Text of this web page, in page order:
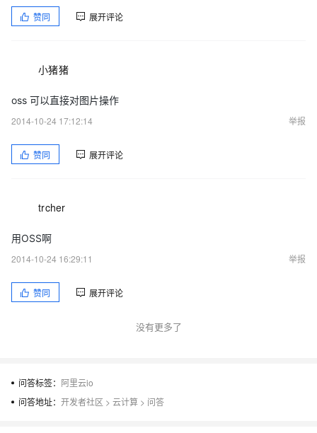
赞同 展开评论
小猪猪
oss 可以直接对图片操作
2014-10-24 17:12:14
举报
赞同 展开评论
trcher
用OSS啊
2014-10-24 16:29:11
举报
赞同 展开评论
没有更多了
问答标签： 阿里云io
问答地址： 开发者社区 > 云计算 > 问答